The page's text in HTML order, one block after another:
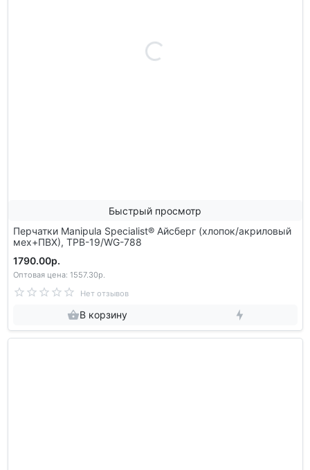
Быстрый просмотр
Перчатки Manipula Specialist® Айсберг (хлопок/акриловый
мех+ПВХ), ТРВ-19/WG-788
1790.00р.
Оптовая цена: 1557.30р.
Нет отзывов
В корзину